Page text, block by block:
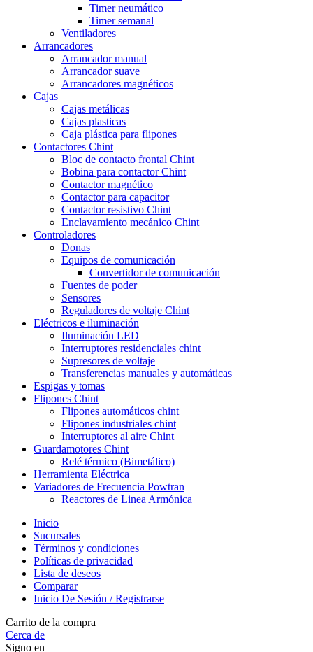
Timer neumático
Timer semanal
Ventiladores
Arrancadores
Arrancador manual
Arrancador suave
Arrancadores magnéticos
Cajas
Cajas metálicas
Cajas plasticas
Caja plástica para flipones
Contactores Chint
Bloc de contacto frontal Chint
Bobina para contactor Chint
Contactor magnético
Contactor para capacitor
Contactor resistivo Chint
Enclavamiento mecánico Chint
Controladores
Donas
Equipos de comunicación
Convertidor de comunicación
Fuentes de poder
Sensores
Reguladores de voltaje Chint
Eléctricos e iluminación
Iluminación LED
Interruptores residenciales chint
Supresores de voltaje
Transferencias manuales y automáticas
Espigas y tomas
Flipones Chint
Flipones automáticos chint
Flipones industriales chint
Interruptores al aire Chint
Guardamotores Chint
Relé térmico (Bimetálico)
Herramienta Eléctrica
Variadores de Frecuencia Powtran
Reactores de Linea Armónica
Inicio
Sucursales
Términos y condiciones
Políticas de privacidad
Lista de deseos
Comparar
Inicio De Sesión / Registrarse
Carrito de la compra
Cerca de
Signo en